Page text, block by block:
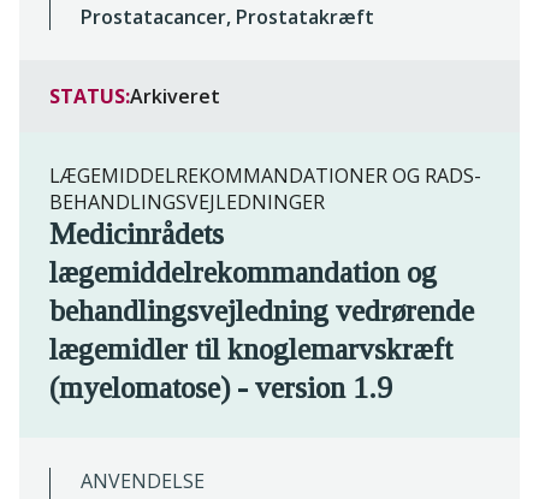
Prostatacancer, Prostatakræft
STATUS:Arkiveret
LÆGEMIDDELREKOMMANDATIONER OG RADS-
BEHANDLINGSVEJLEDNINGER
Medicinrådets
lægemiddelrekommandation og
behandlingsvejledning vedrørende
lægemidler til knoglemarvskræft
(myelomatose) - version 1.9
ANVENDELSE